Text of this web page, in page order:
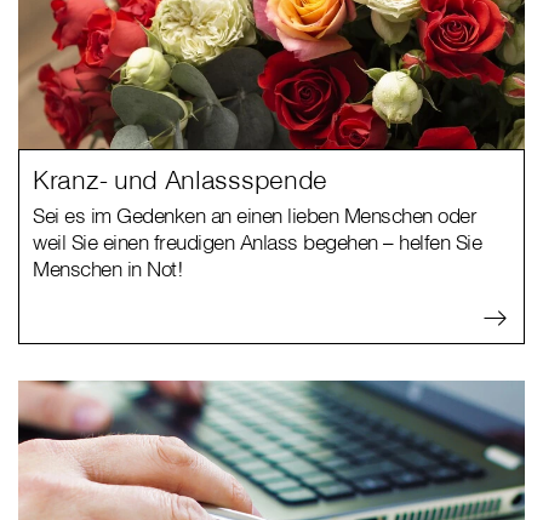
Kranz- und Anlassspende
Sei es im Gedenken an einen lieben Menschen oder
weil Sie einen freudigen Anlass begehen – helfen Sie
Menschen in Not!